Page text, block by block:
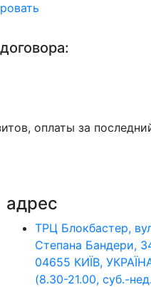
оплаты за
адрес
ТРЦ Блокбастер,
Степана Бандери,
04655 КИЇВ,
(8.30-21.00, cуб.-